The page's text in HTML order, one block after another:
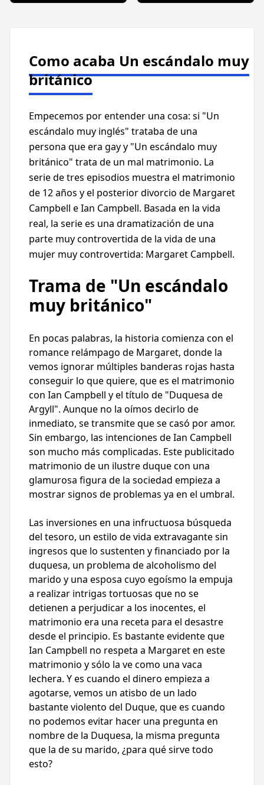
Como acaba Un escándalo muy
británico
Empecemos por entender una cosa: si "Un
escándalo muy inglés" trataba de una
persona que era gay y "Un escándalo muy
británico" trata de un mal matrimonio. La
serie de tres episodios muestra el matrimonio
de 12 años y el posterior divorcio de Margaret
Campbell e Ian Campbell. Basada en la vida
real, la serie es una dramatización de una
parte muy controvertida de la vida de una
mujer muy controvertida: Margaret Campbell.
Trama de "Un escándalo
muy británico"
En pocas palabras, la historia comienza con el
romance relámpago de Margaret, donde la
vemos ignorar múltiples banderas rojas hasta
conseguir lo que quiere, que es el matrimonio
con Ian Campbell y el título de "Duquesa de
Argyll". Aunque no la oímos decirlo de
inmediato, se transmite que se casó por amor.
Sin embargo, las intenciones de Ian Campbell
son mucho más complicadas. Este publicitado
matrimonio de un ilustre duque con una
glamurosa figura de la sociedad empieza a
mostrar signos de problemas ya en el umbral.
Las inversiones en una infructuosa búsqueda
del tesoro, un estilo de vida extravagante sin
ingresos que lo sustenten y financiado por la
duquesa, un problema de alcoholismo del
marido y una esposa cuyo egoísmo la empuja
a realizar intrigas tortuosas que no se
detienen a perjudicar a los inocentes, el
matrimonio era una receta para el desastre
desde el principio. Es bastante evidente que
Ian Campbell no respeta a Margaret en este
matrimonio y sólo la ve como una vaca
lechera. Y es cuando el dinero empieza a
agotarse, vemos un atisbo de un lado
bastante violento del Duque, que es cuando
no podemos evitar hacer una pregunta en
nombre de la Duquesa, la misma pregunta
que la de su marido, ¿para qué sirve todo
esto?